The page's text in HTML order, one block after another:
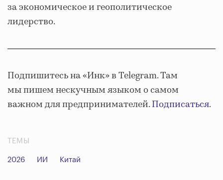
за экономическое и геополитическое
лидерство.
Подпишитесь на «Инк» в Telegram. Там
мы пишем нескучным языком о самом
важном для предпринимателей.Подписаться.
ТЕМЫ
2026 ИИ Китай